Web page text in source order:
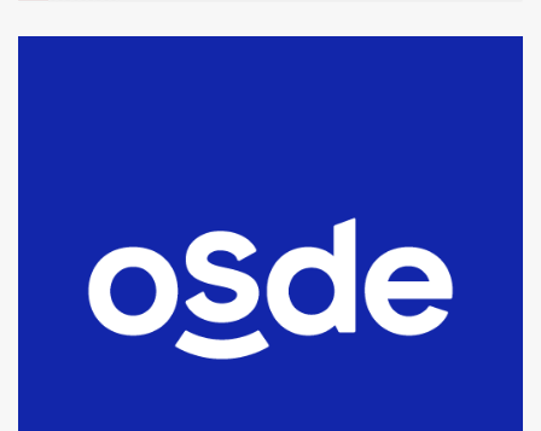
fueron detenidos por
comercialización de drogas en la
tarde del sábado
T.Lauquen: se vendió el edificio de
lo que fue la planta Industrial del